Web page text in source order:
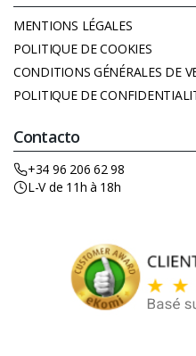
MENTIONS LÉGALES
POLITIQUE DE COOKIES
CONDITIONS GÉNÉRALES DE
POLITIQUE DE
Contacto
+34 96 206 62 98
L-V de 11h à 18h